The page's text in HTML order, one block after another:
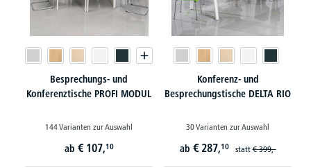
Besprechungs- und
Konferenztische PROFI MODUL
144 Varianten zur Auswahl
ab € 107,10
Konferenz- und
Besprechungstische DELTA RIO
30 Varianten zur Auswahl
ab € 287,10 statt€ 399,-